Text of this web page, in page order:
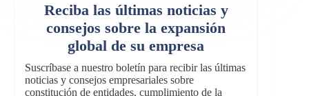
Reciba las últimas noticias y
consejos sobre la expansión
global de su empresa
Suscríbase a nuestro boletín para recibir las últimas
noticias y consejos empresariales sobre
constitución de entidades, cumplimiento de la